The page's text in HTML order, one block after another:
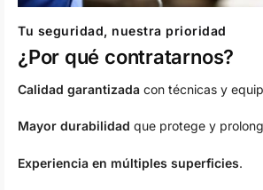
Tu seguridad, nuestra prioridad
¿Por qué contratarnos?
Calidad garantizada con técnicas y
Mayor durabilidad que protege y
Experiencia en múltiples superficies.